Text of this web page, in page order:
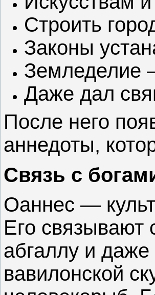
Строить
Законы
Земледелие
Даже дал
После него
аннедоты,
Связь с
Оаннес —
Его
абгаллу и
вавилонской